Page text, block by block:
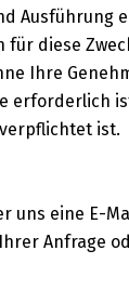
Ausführung
diese
Ihre
erforderlich
ist.
uns eine E-
Anfrage